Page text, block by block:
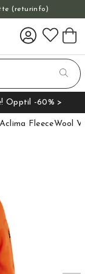
(returinfo)
Opptil -60% >
Aclima FleeceWool